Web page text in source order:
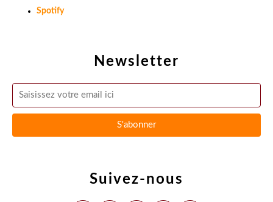
Newsletter
Suivez-nous
Spotify